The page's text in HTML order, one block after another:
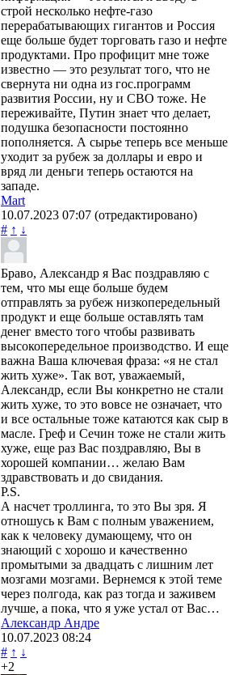
строй несколько нефте-газо
перерабатывающих гигантов и Россия
еще больше будет торговать газо и нефте
продуктами. Про профицит мне тоже
известно — это результат того, что не
свернута ни одна из гос.программ
развития России, ну и СВО тоже. Не
переживайте, Путин знает что делает,
подушка безопасности постоянно
пополняется. А сырье теперь все меньше
уходит за рубеж за доллары и евро и
вряд ли деньги теперь остаются на
западе.
Mart
10.07.2023 07:07 (отредактировано)
# ↑ ↓
Браво, Александр я Вас поздравляю с
тем, что мы еще больше будем
отправлять за рубеж низкопередельный
продукт и еще больше оставлять там
денег вместо того чтобы развивать
высокопередельное производство. И еще
важна Ваша ключевая фраза: «я не стал
жить хуже». Так вот, уважаемый,
Александр, если Вы конкретно не стали
жить хуже, то это вовсе не означает, что
и все остальные тоже катаются как сыр в
масле. Греф и Сечин тоже не стали жить
хуже, еще раз Вас поздравляю, Вы в
хорошей компании… желаю Вам
здравствовать и до свидания.
P.S.
А насчет троллинга, то это Вы зря. Я
отношусь к Вам с полным уважением,
как к человеку думающему, что он
знающий с хорошо и качественно
промытыми за двадцать с лишним лет
мозгами мозгами. Вернемся к этой теме
через полгода, как раз тогда и заживем
лучше, а пока, что я уже устал от Вас…
Александр Андре
10.07.2023 08:24
# ↑ ↓
+2